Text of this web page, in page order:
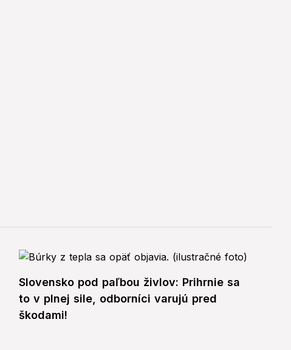
Slovensko pod paľbou živlov: Prihrnie sa
to v plnej sile, odborníci varujú pred
škodami!